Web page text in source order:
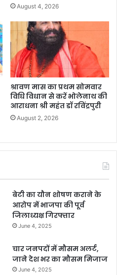
August 4, 2026
श्रावण मास का प्रथम सोमवार
विधि विधान से करें भोलेनाथ की
आराधना श्री महंत डॉ रविंद्रपुरी
August 2, 2026
बेटी का यौन शोषण कराने के
आरोप में भाजपा की पूर्व
जिलाध्यक्ष गिरफ्तार
June 4, 2025
चार जनपदों में मौसम अलर्ट,
जाने देश भर का मौसम मिजाज
June 4, 2025